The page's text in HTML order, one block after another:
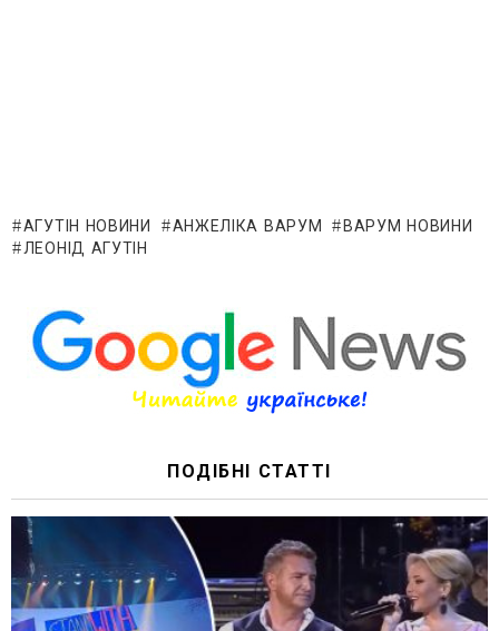
АГУТІН НОВИНИ АНЖЕЛІКА ВАРУМ
ВАРУМ НОВИНИ
ЛЕОНІД АГУТІН
ПОДІБНІ СТАТТІ